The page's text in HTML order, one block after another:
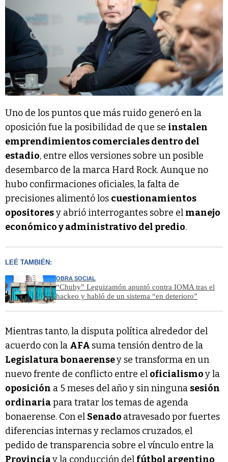
Uno de los puntos que más ruido generó en la
oposición fue la posibilidad de que se instalen
emprendimientos comerciales dentro del
estadio, entre ellos versiones sobre un posible
desembarco de la marca Hard Rock. Aunque no
hubo confirmaciones oficiales, la falta de
precisiones alimentó los cuestionamientos
opositoresy abrió interrogantes sobre el manejo
económico y administrativo del predio.
LEÉ TAMBIÉN:
OBRA SOCIAL
“Chuby” Leguizamón apuntó contra IOMA tras el
hackeo y habló de un sistema “en deterioro”
Mientras tanto, la disputa política alrededor del
acuerdo con la AFA suma tensión dentro de la
Legislatura bonaerensey se transforma en un
nuevo frente de conflicto entre el oficialismoy la
oposición a 5 meses del año y sin ninguna sesión
ordinariapara tratar los temas de agenda
bonaerense. Con el Senado atravesado por fuertes
diferencias internas y reclamos cruzados, el
pedido de transparencia sobre el vínculo entre la
Provinciay la conducción del fútbol argentino